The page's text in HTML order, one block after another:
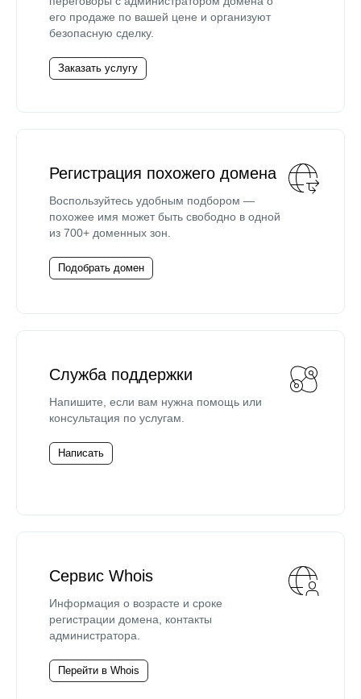
его продаже по вашей цене и организуют
безопасную сделку.
Заказать услугу
Регистрация похожего домена
Воспользуйтесь удобным подбором —
похожее имя может быть свободно в одной
из 700+ доменных зон.
Подобрать домен
Служба поддержки
Напишите, если вам нужна помощь или
консультация по услугам.
Написать
Сервис Whois
Информация о возрасте и сроке
регистрации домена, контакты
администратора.
Перейти в Whois